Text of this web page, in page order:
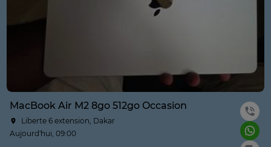
MacBook Air M2 8go 512go Occasion
Liberte 6 extension, Dakar
Aujourd'hui, 09:00